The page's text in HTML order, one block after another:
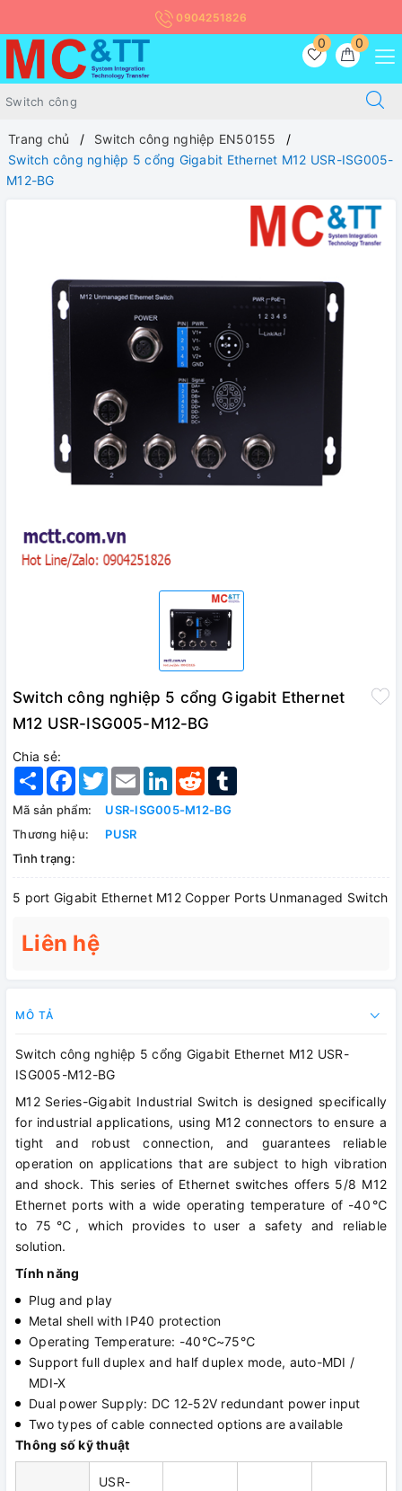
0904251826
0
0
Trang chủ
Switch công nghiệp EN50155
Switch công nghiệp 5 cổng Gigabit Ethernet M12 USR-ISG005-
M12-BG
Switch công nghiệp 5 cổng Gigabit Ethernet
M12 USR-ISG005-M12-BG
Chia sẻ:
Share Facebook
TwitterEmail LinkedInReddit
Mã sản phẩm:
USR-ISG005-M12-BG
Thương hiệu:
PUSR
Tình trạng:
5 port Gigabit Ethernet M12 Copper Ports Unmanaged Switch
Liên hệ
MÔ TẢ
Switch công nghiệp 5 cổng Gigabit Ethernet M12 USR-
ISG005-M12-BG
M12 Series-Gigabit Industrial Switch is designed specifically
for industrial applications, using M12 connectors to ensure a
tight and robust connection, and guarantees reliable
operation on applications that are subject to high vibration
and shock. This series of Ethernet switches offers 5/8 M12
Ethernet ports with a wide operating temperature of -40℃
to 75℃, which provides to user a safety and reliable
solution.
Tính năng
Plug and play
Metal shell with IP40 protection
Operating Temperature: -40℃~75℃
Support full duplex and half duplex mode, auto-MDI /
MDI-X
Dual power Supply: DC 12-52V redundant power input
Two types of cable connected options are available
Thông số kỹ thuật
USR-